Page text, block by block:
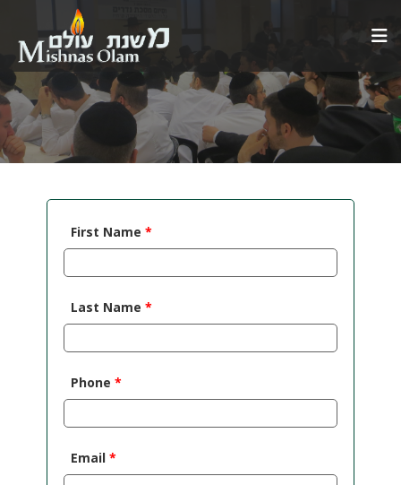
First Name *
Last Name *
Phone *
Email *